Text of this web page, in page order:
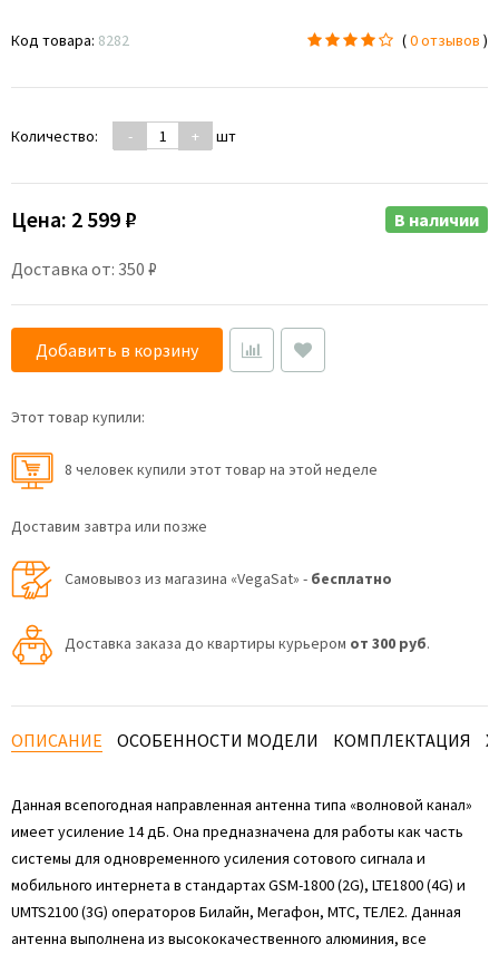
Код товара: 8282 (0 отзывов )
Количество: - + шт
Цена: 2 599 ₽
Доставка от: 350 ₽
В наличии
Добавить в корзину
Этот товар купили:
8 человек купили этот товар на этой неделе
Доставим завтра или позже
Самовывоз из магазина «VegaSat» - бесплатно
Доставка заказа до квартиры курьером от 300 руб.
ОПИСАНИЕ ОСОБЕННОСТИ МОДЕЛИ КОМПЛЕКТАЦИЯ
Данная всепогодная направленная антенна типа «волновой канал»
имеет усиление 14 дБ. Она предназначена для работы как часть
системы для одновременного усиления сотового сигнала и
мобильного интернета в стандартах GSM-1800 (2G), LTE1800 (4G) и
UMTS2100 (3G) операторов Билайн, Мегафон, МТС, ТЕЛЕ2. Данная
антенна выполнена из высококачественного алюминия, все